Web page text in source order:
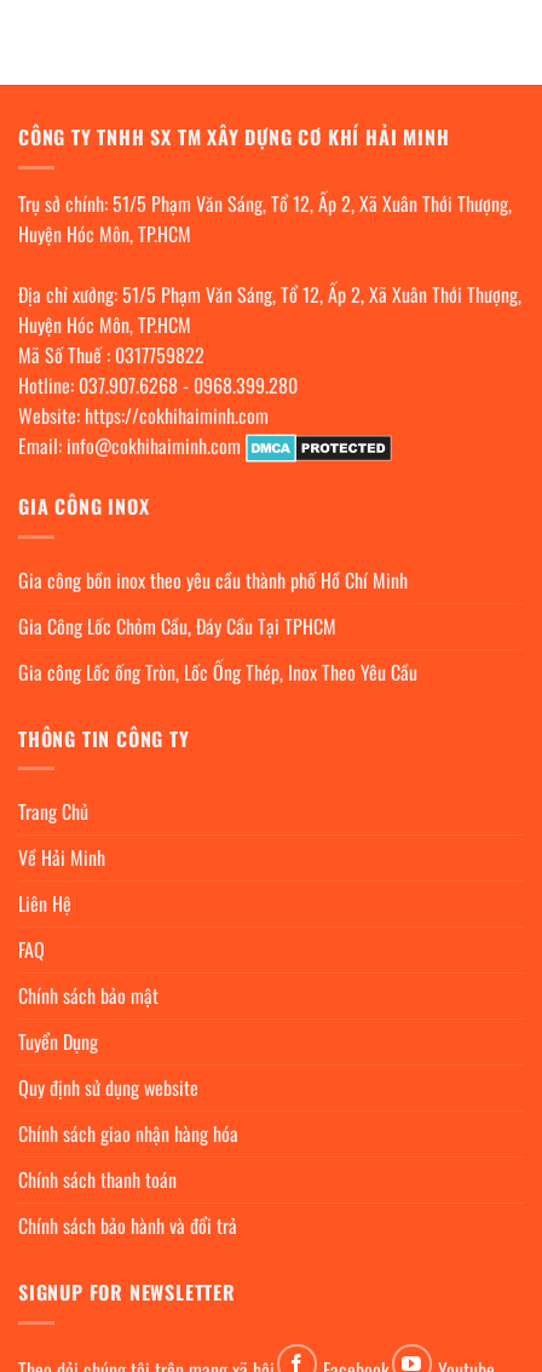
CÔNG TY TNHH SX TM XÂY DỰNG CƠ KHÍ HẢI MINH
Trụ sở chính: 51/5 Phạm Văn Sáng, Tổ 12, Ấp 2, Xã Xuân Thới Thượng,
Huyện Hóc Môn, TP.HCM
Địa chỉ xưởng: 51/5 Phạm Văn Sáng, Tổ 12, Ấp 2, Xã Xuân Thới Thượng,
Huyện Hóc Môn, TP.HCM
Mã Số Thuế : 0317759822
Hotline: 037.907.6268- 0968.399.280
Website: https://cokhihaiminh.com
Email: info@cokhihaiminh.com
GIA CÔNG INOX
Gia công bồn inox theo yêu cầu thành phố Hồ Chí Minh
Gia Công Lốc Chỏm Cầu, Đáy Cầu Tại TPHCM
Gia công Lốc ống Tròn, Lốc Ống Thép, Inox Theo Yêu Cầu
THÔNG TIN CÔNG TY
Trang Chủ
Về Hải Minh
Liên Hệ
FAQ
Chính sách bảo mật
Tuyển Dụng
Quy định sử dụng website
Chính sách giao nhận hàng hóa
Chính sách thanh toán
Chính sách bảo hành và đổi trả
SIGNUP FOR NEWSLETTER